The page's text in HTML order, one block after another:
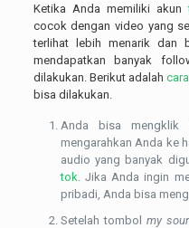
Ketika Anda memiliki akun
cocok dengan video yang
terlihat lebih menarik dan
mendapatkan banyak
dilakukan. Berikut adalah
bisa dilakukan.
Anda bisa mengklik
mengarahkan Anda ke
audio yang banyak
tok . Jika Anda ingin
pribadi, Anda bisa
Setelah tombol my